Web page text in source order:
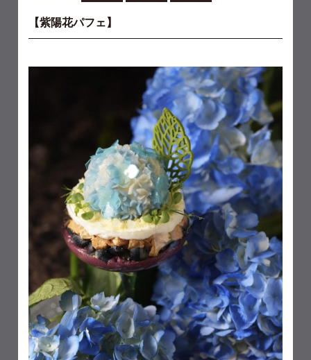
【紫陽花パフェ】